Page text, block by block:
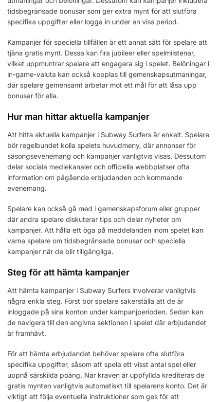
tidsbegränsade bonusar som ger extra mynt för att slutföra
specifika uppgifter eller logga in under en viss period.
Kampanjer för speciella tillfällen är ett annat sätt för spelare att
tjäna gratis mynt. Dessa kan fira jubileer eller spelmilstenar,
vilket uppmuntrar spelare att engagera sig i spelet. Belöningar i
in-game-valuta kan också kopplas till gemenskapsutmaningar,
där spelare gemensamt arbetar mot ett mål för att låsa upp
bonusar för alla.
Hur man hittar aktuella kampanjer
Att hitta aktuella kampanjer i Subway Surfers är enkelt. Spelare
bör regelbundet kolla spelets huvudmeny, där annonser för
säsongsevenemang och kampanjer vanligtvis visas. Dessutom
delar sociala mediekanaler och officiella webbplatser ofta
information om pågående erbjudanden och kommande
evenemang.
Spelare kan också gå med i gemenskapsforum eller grupper
där andra spelare diskuterar tips och delar nyheter om
kampanjer. Att hålla ett öga på meddelanden inom spelet kan
varna spelare om tidsbegränsade bonusar och speciella
kampanjer när de blir tillgängliga.
Steg för att hämta kampanjer
Att hämta kampanjer i Subway Surfers involverar vanligtvis
några enkla steg. Först bör spelare säkerställa att de är
inloggade på sina konton under kampanjperioden. Sedan kan
de navigera till den angivna sektionen i spelet där erbjudandet
är framhävt.
För att hämta erbjudandet behöver spelare ofta slutföra
specifika uppgifter, såsom att spela ett visst antal spel eller
uppnå särskilda poäng. När kraven är uppfyllda krediteras de
gratis mynten vanligtvis automatiskt till spelarens konto. Det är
viktigt att följa eventuella instruktioner som ges för att